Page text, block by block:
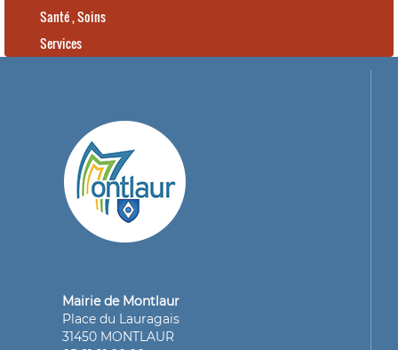
Santé , Soins
Services
Mairie de Montlaur
Place du Lauragais
31450 MONTLAUR